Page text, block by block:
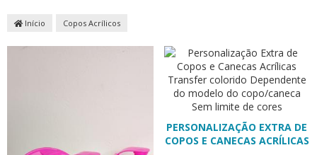
Início Copos Acrílicos
PERSONALIZAÇÃO EXTRA DE
COPOS E CANECAS ACRÍLICAS